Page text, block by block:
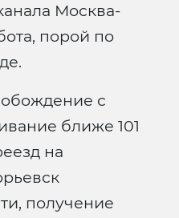
Москва-
порой по
с
ближе 101
на
получение